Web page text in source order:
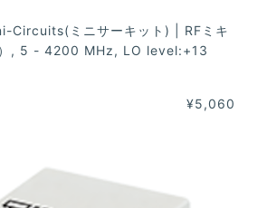
Circuits(ミニサーキット) | RFミキ
）, 5 - 4200 MHz, LO level:+13
¥5,060